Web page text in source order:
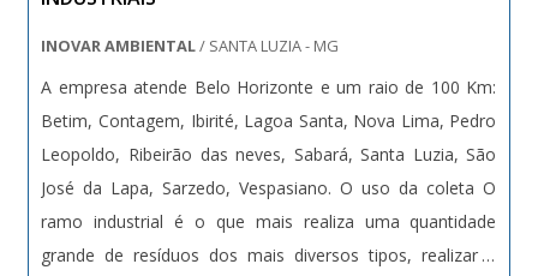
INOVAR AMBIENTAL/ SANTA LUZIA - MG
A empresa atende Belo Horizonte e um raio de 100 Km:
Betim, Contagem, Ibirité, Lagoa Santa, Nova Lima, Pedro
Leopoldo, Ribeirão das neves, Sabará, Santa Luzia, São
José da Lapa, Sarzedo, Vespasiano. O uso da coleta O
ramo industrial é o que mais realiza uma quantidade
grande de resíduos dos mais diversos tipos, realizar a